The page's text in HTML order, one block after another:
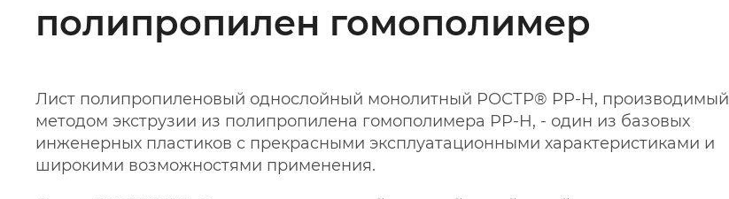
полипропилен гомополимер
Лист полипропиленовый однослойный монолитный РОСТР® PP-H, производимый
методом экструзии из полипропилена гомополимера PP-H, - один из базовых
инженерных пластиков с прекрасными эксплуатационными характеристиками и
широкими возможностями применения.